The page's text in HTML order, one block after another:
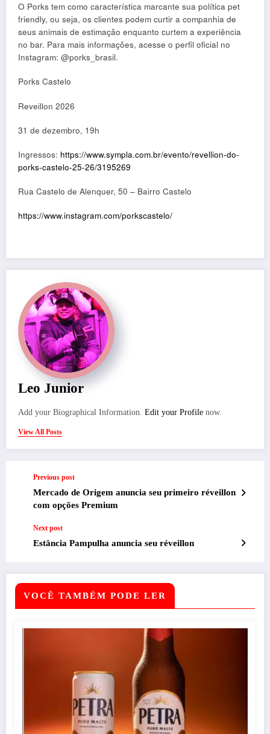
O Porks tem como característica marcante sua política pet
friendly, ou seja, os clientes podem curtir a companhia de
seus animais de estimação enquanto curtem a experiência
no bar. Para mais informações, acesse o perfil oficial no
Instagram: @porks_brasil.
Porks Castelo
Reveillon 2026
31 de dezembro, 19h
Ingressos: https://www.sympla.com.br/evento/revellion-do-
porks-castelo-25-26/3195269
Rua Castelo de Alenquer, 50 – Bairro Castelo
https://www.instagram.com/porkscastelo/
Leo Junior
Add your Biographical Information. Edit your Profile now.
View All Posts
Previous post
Mercado de Origem anuncia seu primeiro réveillon
com opções Premium
Next post
Estância Pampulha anuncia seu réveillon
VOCÊ TAMBÉM PODE LER